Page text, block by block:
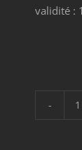
validité :